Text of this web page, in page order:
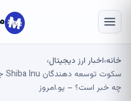
خانه›اخبار ارز دیجیتال›
چه خبر است؟ – یو.امروز